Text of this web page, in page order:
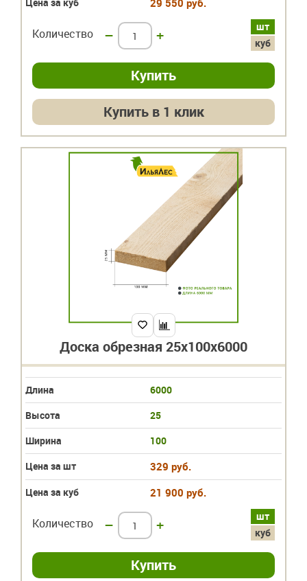
29 550 руб.
шт
куб
Количество – +
Купить в 1 клик
Доска обрезная 25х100х6000
Длина
6000
Высота
25
Ширина
100
Цена за шт
329 руб.
Цена за куб 21 900 руб.
шт
куб
Количество – +